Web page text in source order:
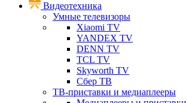
Видеотехника
Умные телевизоры
Xiaomi TV
YANDEX TV
DENN TV
TCL TV
Skyworth TV
Сбер ТВ
ТВ-приставки и медиаплееры